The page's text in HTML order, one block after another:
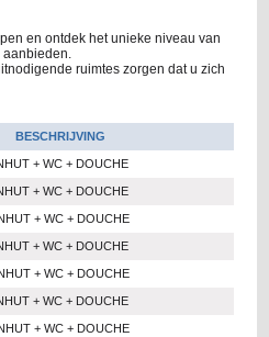
en ontdek het unieke niveau van
aanbieden.
ruimtes zorgen dat u zich
BESCHRIJVING
+ WC + DOUCHE
+ WC + DOUCHE
+ WC + DOUCHE
+ WC + DOUCHE
+ WC + DOUCHE
+ WC + DOUCHE
+ WC + DOUCHE